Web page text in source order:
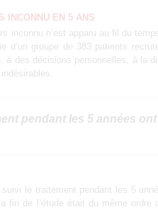
INCONNU EN 5 ANS
inconnu n’est apparu au fil du
d’un groupe de 383 patients
des décisions personnelles, à la
pendant les 5 années
suivi le traitement pendant les 5
fin de l’étude était du même